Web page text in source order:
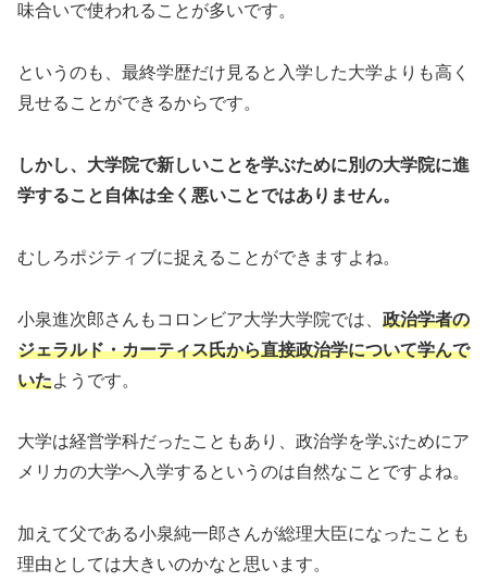
味合いで使われることが多いです。
というのも、最終学歴だけ見ると入学した大学よりも高く
見せることができるからです。
しかし、大学院で新しいことを学ぶために別の大学院に進
学すること自体は全く悪いことではありません。
むしろポジティブに捉えることができますよね。
小泉進次郎さんもコロンビア大学大学院では、 政治学者の
ジェラルド・カーティス氏から直接政治学について学んで
いたようです。
大学は経営学科だったこともあり、政治学を学ぶためにア
メリカの大学へ入学するというのは自然なことですよね。
加えて父である小泉純一郎さんが総理大臣になったことも
理由としては大きいのかなと思います。